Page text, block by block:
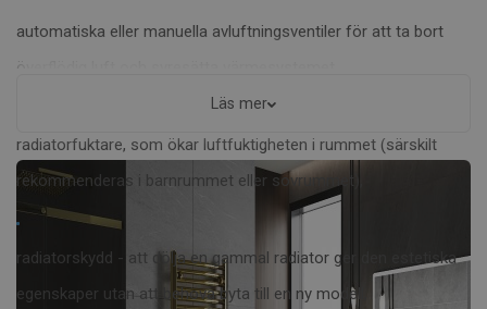
automatiska eller manuella avluftningsventiler för att ta bort
överflödig luft och syresätta värmesystemet,
radiatorfuktare, som ökar luftfuktigheten i rummet (särskilt
rekommenderas i barnrummet eller sovrummet),
radiatorskydd - att dölja en gammal radiator ger den estetiska
egenskaper utan att behöva byta till en ny modell,
Läs mer